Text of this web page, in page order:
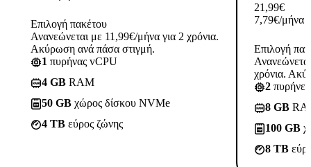
Επιλογή πακέτου
Ανανεώνεται με 11,99€/μήνα για 2 χρόνια.
Ακύρωση ανά πάσα στιγμή.
1 πυρήνας vCPU
4 GB RAM
50 GB χώρος δίσκου NVMe
4 TB εύρος ζώνης
21,99€
7,79€/μήνα
Επιλογή
χρόνια.
2
8 GB
100 GB
8 TB